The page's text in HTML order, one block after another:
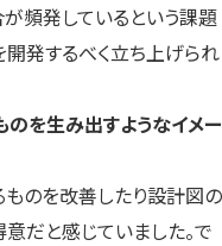
頻発しているという課題
発するべく立ち上げられ
のを生み出すようなイメー
ものを改善したり設計図の
だと感じていました。で